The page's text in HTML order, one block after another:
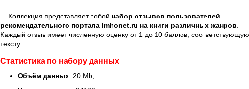
Коллекция представляет собой набор отзывов пользователей
рекомендательного портала Imhonet.ru на книги различных жанров.
Каждый отзыв имеет численную оценку от 1 до 10 баллов, соответствующую
тексту.
Статистика по набору данных
Объём данных: 20 Mb;